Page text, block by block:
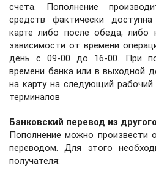
счета. Пополнение
средств фактически
карте либо после обеда, либо
зависимости от времени
день с 09-00 до 16-00. При
времени банка или в выходной
на карту на следующий
терминалов
Банковский перевод из
Пополнение можно произвести
переводом. Для этого
получателя: